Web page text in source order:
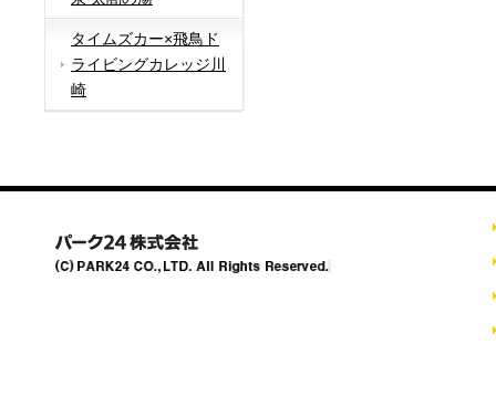
タイムズカー×飛鳥ド
ライビングカレッジ川
崎